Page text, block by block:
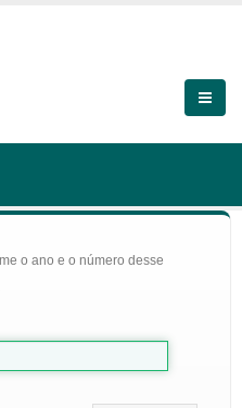
o ano e o número desse